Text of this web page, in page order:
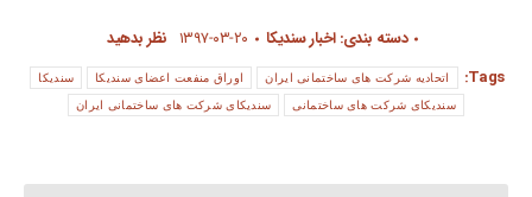
دسته بندی:اخبار سندیکا ۱۳۹۷-۰۳-۲۰ نظر بدهید
Tags:
اتحادیه شرکت های ساختمانی ایران اوراق منفعت اعضای سندیکا سندیکا
سندیکای شرکت های ساختمانی سندیکای شرکت های ساختمانی ایران